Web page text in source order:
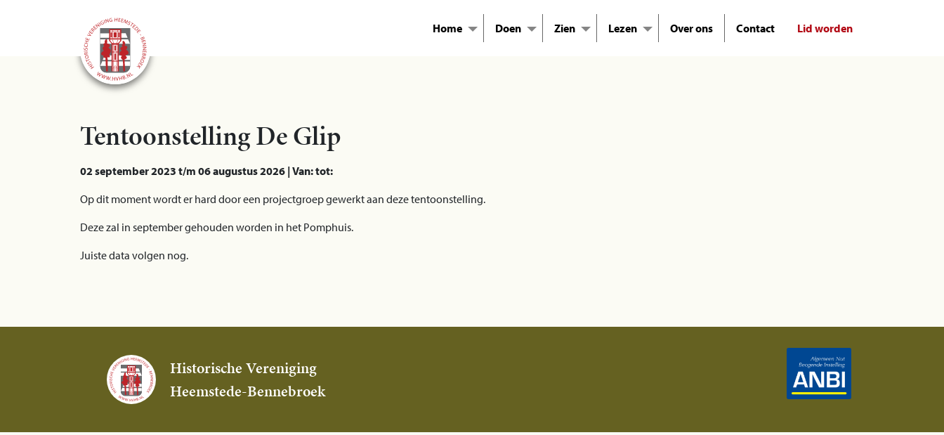
Home Doen Zien Lezen Over ons Contact Lid worden
Tentoonstelling De Glip
02 september 2023 t/m 06 augustus 2026 | Van: tot:
Op dit moment wordt er hard door een projectgroep gewerkt aan deze tentoonstelling.
Deze zal in september gehouden worden in het Pomphuis.
Juiste data volgen nog.
Historische Vereniging
Heemstede-Bennebroek